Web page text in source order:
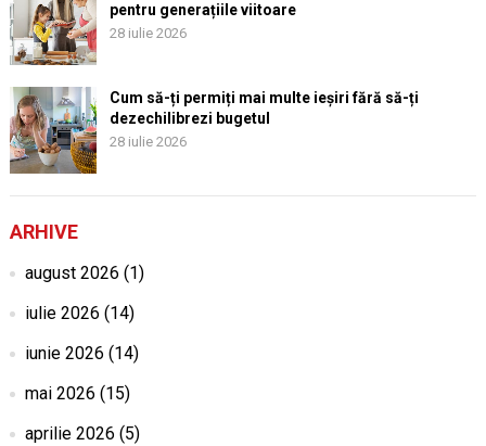
pentru generațiile viitoare
28 iulie 2026
Cum să-ți permiți mai multe ieșiri fără să-ți
dezechilibrezi bugetul
28 iulie 2026
ARHIVE
august 2026 (1)
iulie 2026 (14)
iunie 2026 (14)
mai 2026 (15)
aprilie 2026 (5)